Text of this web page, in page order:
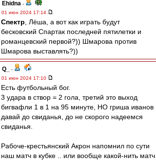
Ehidna -
01 июн 2024 17:14
Спектр , Лёша, а вот как играть будут
бесковский Спартак последней пятилетки и
романцевский первой?)) Шмарова против
Шмарова выставлять?))
Q_
-
01 июн 2024 17:10
Есть футбольный бог.
3 удара в створ = 2 гола, третий это выход
бигвафли 1 в 1 на 95 минуте, НО гриша иванов
давай до свиданья, до не скорого надеемся
свиданья.
Рабоче-крестьянский Акрон напомнил по сути
наш матч в кубке .. или вообще какой-нить матч